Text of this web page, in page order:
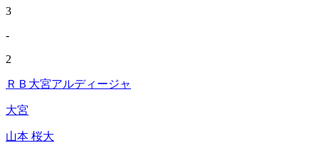
3
-
2
ＲＢ大宮アルディージャ
大宮
山本 桜大